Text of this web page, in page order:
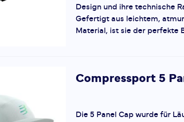
Design und ihre technische
Gefertigt aus leichtem,
Material, ist sie der perfekte
Compressport 5
Die 5 Panel Cap wurde für